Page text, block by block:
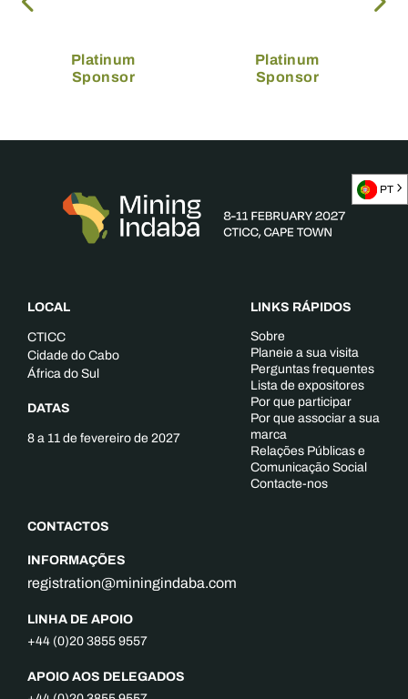
Platinum
Sponsor
Platinum
Sponsor
LOCAL
CTICC
Cidade do Cabo
África do Sul
DATAS
8 a 11 de fevereiro de 2027
CONTACTOS
INFORMAÇÕES
registration@miningindaba.com
LINHA DE APOIO
+44 (0)20 3855 9557
APOIO AOS DELEGADOS
LINKS RÁPIDOS
Sobre
Planeie a sua visita
Perguntas frequentes
Lista de expositores
Por que participar
Por que associar a sua
marca
Relações Públicas e
Comunicação Social
Contacte-nos
PT